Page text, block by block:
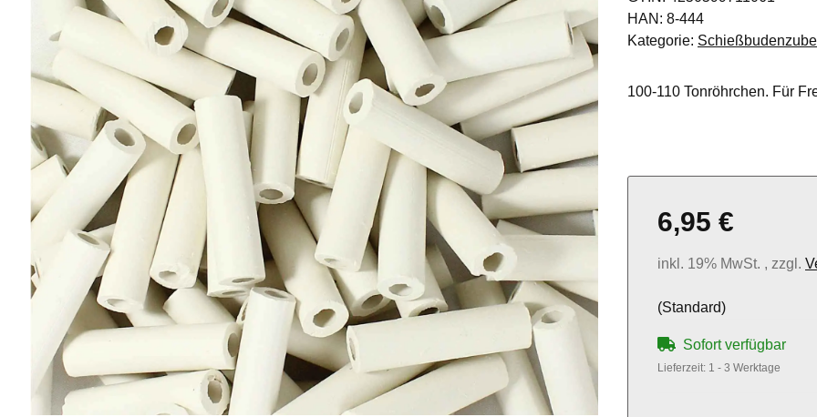
HAN: 8-444
Kategorie:
100-110 Tonröhrchen. Für
6,95 €
inkl. 19% MwSt. , zzgl.
(Standard)
Sofort verfügbar
Lieferzeit: 1 - 3 Werktage